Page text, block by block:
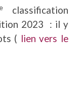
classification
2023 : il y
( lien vers le